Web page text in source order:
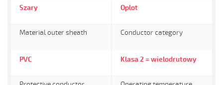
Szary Oplot
Material outer sheath
PVC
Conductor category
Klasa 2 = wielodrutowy